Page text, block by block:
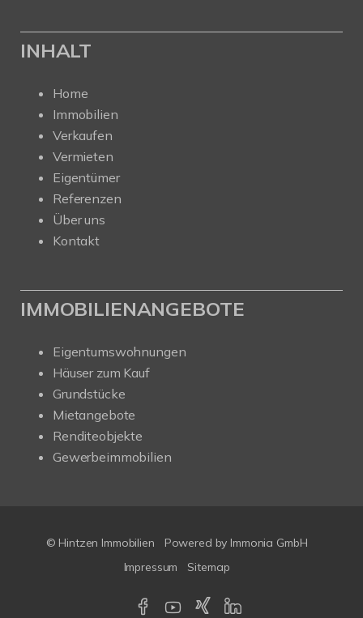
INHALT
Home
Immobilien
Verkaufen
Vermieten
Eigentümer
Referenzen
Über uns
Kontakt
IMMOBILIENANGEBOTE
Eigentumswohnungen
Häuser zum Kauf
Grundstücke
Mietangebote
Renditeobjekte
Gewerbeimmobilien
© Hintzen Immobilien
Powered by Immonia GmbH
Impressum
Sitemap